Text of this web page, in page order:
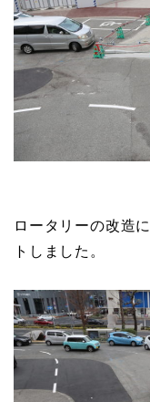
ロータリーの改造
トしました。